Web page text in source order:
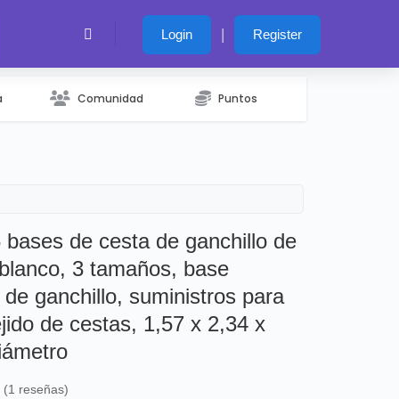
Login | Register
Comunidad Puntos
de cesta de ganchillo de
3 tamaños, base
ganchillo, suministros para
de cestas, 1,57 x 2,34 x
reseñas)